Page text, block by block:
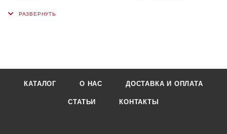
КАТАЛОГ О НАС ДОСТАВКА И ОПЛАТА
СТАТЬИ КОНТАКТЫ